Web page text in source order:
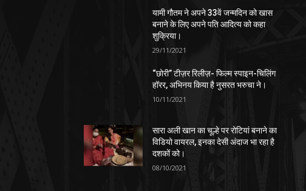
यामी गौतम ने अपने 33वें जन्मदिन को खास
बनाने के लिए अपने पति आदित्य को कहा
शुक्रिया।
29/11/2021
“छोरी” टीज़र रिलीज़- फिल्म स्पाइन-चिलिंग
हॉरर, अभिनय किया है नुसरत भरुचा ने।
10/11/2021
सारा अली खान का चूल्हे पर रोटियां बनाने का
विडियो वायरल, इनका देसी अंदाज भा रहा है
दशकों को।
08/10/2021